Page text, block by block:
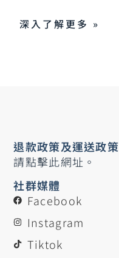
深入了解更多 »
社群媒體
Facebook
Instagram
Tiktok
退款政策及運送政策
請點擊此網址。